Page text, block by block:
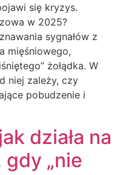
się kryzys.
w 2025?
sygnałów z
mięśniowego,
żołądka. W
niej zależy, czy
pobudzenie i
działa na
gdy „nie